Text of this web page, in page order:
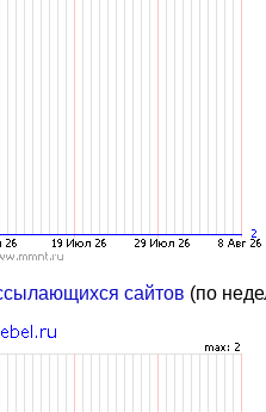
сайтов (по